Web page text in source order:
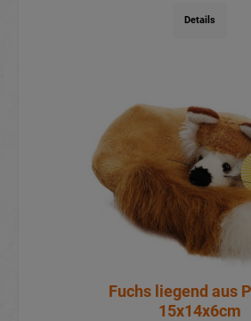
Details
Fuchs liegend aus
15x14x6cm